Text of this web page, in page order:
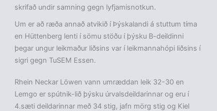
skrifað undir samning gegn lyfjamisnotkun.
Um er að ræða annað atvikið í Þýskalandi á stuttum tíma
en Hüttenberg lenti í sömu stöðu í þýsku B-deildinni
þegar ungur leikmaður liðsins var í leikmannahópi liðsins í
sigri gegn TuSEM Essen.
Rhein Neckar Löwen vann umræddan leik 32-30 en
Lemgo er spútnik-lið þýsku úrvalsdeildarinnar og eru í
4.sæti deildarinnar með 34 stig, jafn mörg stig og Kiel